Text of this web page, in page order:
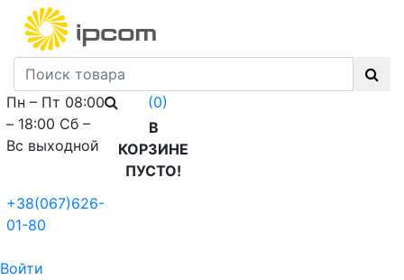
Пн – Пт 08:00
– 18:00 Сб –
Вс выходной
+38(067)626-
01-80
(0)
В
КОРЗИНЕ
ПУСТО!
Войти